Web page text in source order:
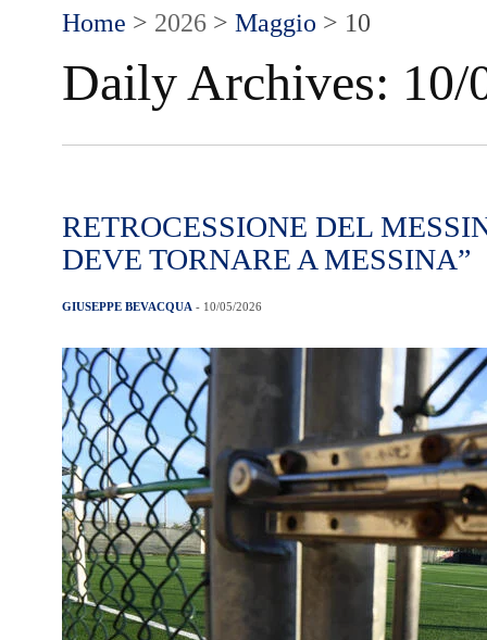
Home > 2026 > Maggio > 10
Daily Archives: 10/
RETROCESSIONE DEL
DEVE TORNARE A MESSINA”
GIUSEPPE BEVACQUA - 10/05/2026